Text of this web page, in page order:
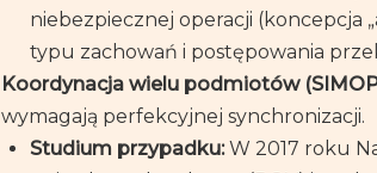
niebezpiecznej operacji (koncepcja
typu zachowań i postępowania
Koordynacja wielu podmiotów
wymagają perfekcyjnej synchronizacji.
Studium przypadku:W 2017 roku